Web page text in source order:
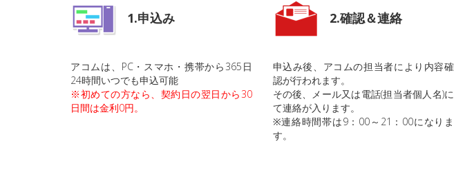
1.申込み
アコムは、PC・スマホ・携帯から365日
24時間いつでも申込可能
※初めての方なら、契約日の翌日から30
日間は金利0円。
2.確認＆連絡
申込み後、アコムの担当者により内容確
認が行われます。
その後、メール又は電話(担当者個人名)に
て連絡が入ります。
※連絡時間帯は9：00～21：00になりま
す。